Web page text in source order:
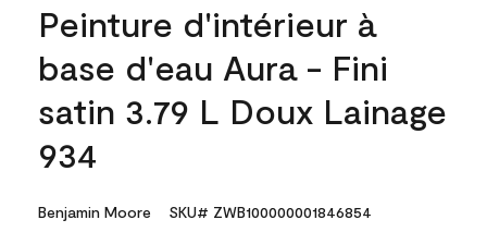
Peinture d'intérieur à
base d'eau Aura - Fini
satin 3.79 L Doux Lainage
934
Benjamin Moore SKU# ZWB100000001846854